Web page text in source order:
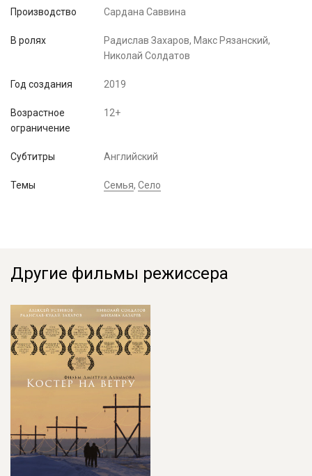
Производство Сардана Саввина
В ролях
Радислав Захаров, Макс Рязанский,
Николай Солдатов
Год создания 2019
Возрастное
ограничение
12+
Субтитры Английский
Темы Семья, Село
Другие фильмы режиссера